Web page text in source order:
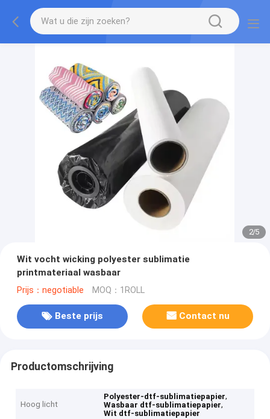
2/5
Wit vocht wicking polyester sublimatie
printmateriaal wasbaar
Prijs：negotiable MOQ：1ROLL
Beste prijs Contact nu
Productomschrijving
Hoog licht
Polyester-dtf-sublimatiepapier,
Wasbaar dtf-sublimatiepapier,
Wit dtf-sublimatiepapier